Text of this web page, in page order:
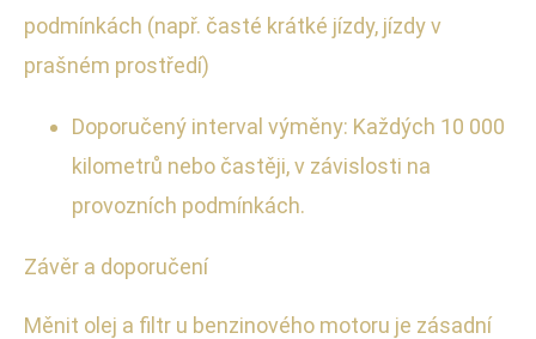
podmínkách (např. časté krátké jízdy, jízdy v
prašném prostředí)
Doporučený interval výměny: Každých 10 000
kilometrů nebo častěji, v závislosti na
provozních podmínkách.
Závěr a doporučení
Měnit olej a filtr u benzinového motoru je zásadní